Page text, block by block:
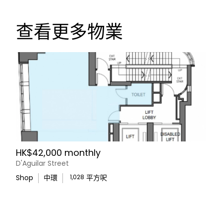
查看更多物業
HK$42,000 monthly
D'Aguilar Street
Shop
中環 1,028 平方呎